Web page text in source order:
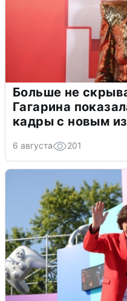
Больше не
Гагарина
кадры с новым
6 августа 201